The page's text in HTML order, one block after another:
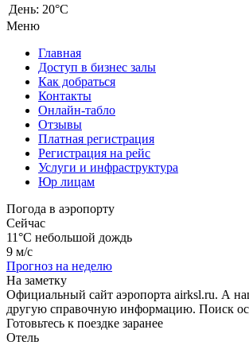
День: 20°C
Меню
Главная
Доступ в бизнес залы
Как добраться
Контакты
Онлайн-табло
Отзывы
Платная регистрация
Регистрация на рейс
Услуги и инфраструктура
Юр лицам
Погода в аэропорту
Сейчас
11°C небольшой дождь
9 м/с
Прогноз на неделю
На заметку
Официальный сайт аэропорта airksl.ru. А
другую справочную информацию. Поиск
Готовьтесь к поездке заранее
Отель